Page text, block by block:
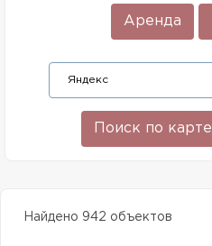
Аренда
Поиск по карте
Найдено 942 объектов